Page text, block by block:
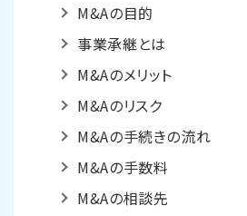
M&Aの目的
事業承継とは
M&Aのメリット
M&Aのリスク
M&Aの手続きの流れ
M&Aの手数料
M&Aの相談先